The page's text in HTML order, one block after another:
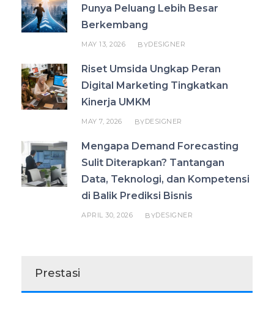
Punya Peluang Lebih Besar
Berkembang
MAY 13, 2026 BYDESIGNER
Riset Umsida Ungkap Peran
Digital Marketing Tingkatkan
Kinerja UMKM
MAY 7, 2026 BYDESIGNER
Mengapa Demand Forecasting
Sulit Diterapkan? Tantangan
Data, Teknologi, dan Kompetensi
di Balik Prediksi Bisnis
APRIL 30, 2026 BYDESIGNER
Prestasi